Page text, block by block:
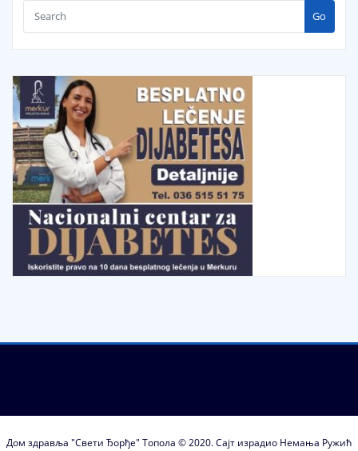
Go
Дом здравља "Свети Ђорђе" Топола © 2020. Сајт израдио Немања Ружић